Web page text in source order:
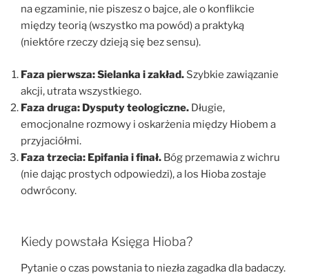
na egzaminie, nie piszesz o bajce, ale o konflikcie
między teorią (wszystko ma powód) a praktyką
(niektóre rzeczy dzieją się bez sensu).
Faza pierwsza: Sielanka i zakład. Szybkie zawiązanie
akcji, utrata wszystkiego.
Faza druga: Dysputy teologiczne. Długie,
emocjonalne rozmowy i oskarżenia między Hiobem a
przyjaciółmi.
Faza trzecia: Epifania i finał. Bóg przemawia z wichru
(nie dając prostych odpowiedzi), a los Hioba zostaje
odwrócony.
Kiedy powstała Księga Hioba?
Pytanie o czas powstania to niezła zagadka dla badaczy.